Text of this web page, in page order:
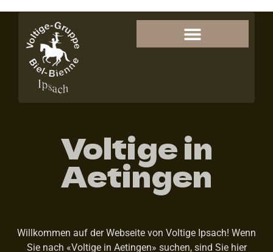
Voltige in
Aetingen
Willkommen auf der Webseite von Voltige Ipsach! Wenn
Sie nach «Voltige in Aetingen» suchen, sind Sie hier